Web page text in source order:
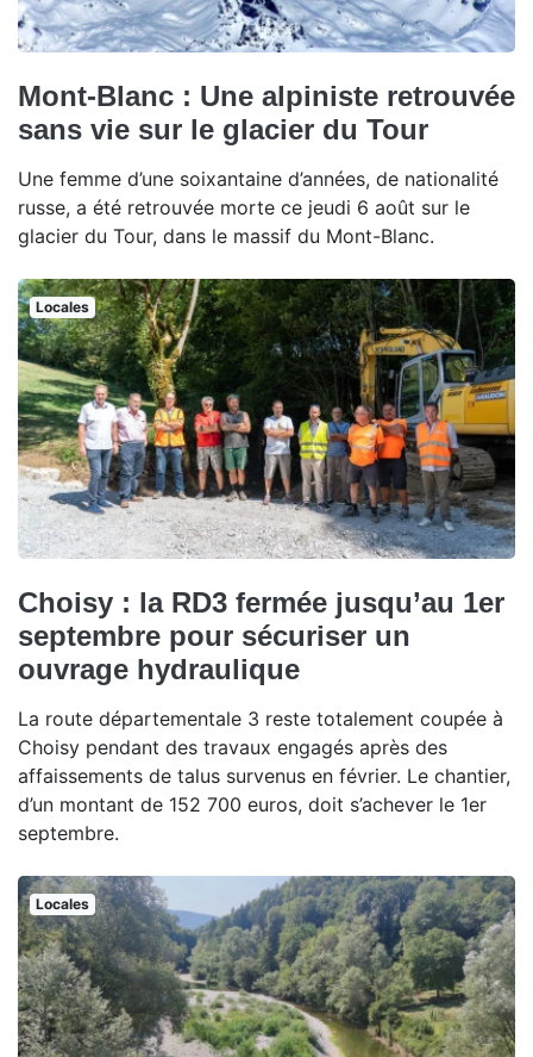
Mont-Blanc : Une alpiniste retrouvée
sans vie sur le glacier du Tour
Une femme d’une soixantaine d’années, de nationalité
russe, a été retrouvée morte ce jeudi 6 août sur le
glacier du Tour, dans le massif du Mont-Blanc.
Locales
Choisy : la RD3 fermée jusqu’au 1er
septembre pour sécuriser un
ouvrage hydraulique
La route départementale 3 reste totalement coupée à
Choisy pendant des travaux engagés après des
affaissements de talus survenus en février. Le chantier,
d’un montant de 152 700 euros, doit s’achever le 1er
septembre.
Locales